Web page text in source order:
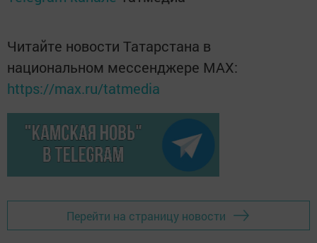
Читайте новости Татарстана в
национальном мессенджере MАХ:
https://max.ru/tatmedia
Перейти на страницу новости